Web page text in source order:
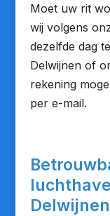
Moet uw rit
wij volgens
dezelfde dag
Delwijnen of
rekening
per e-mail.
Delwijnen